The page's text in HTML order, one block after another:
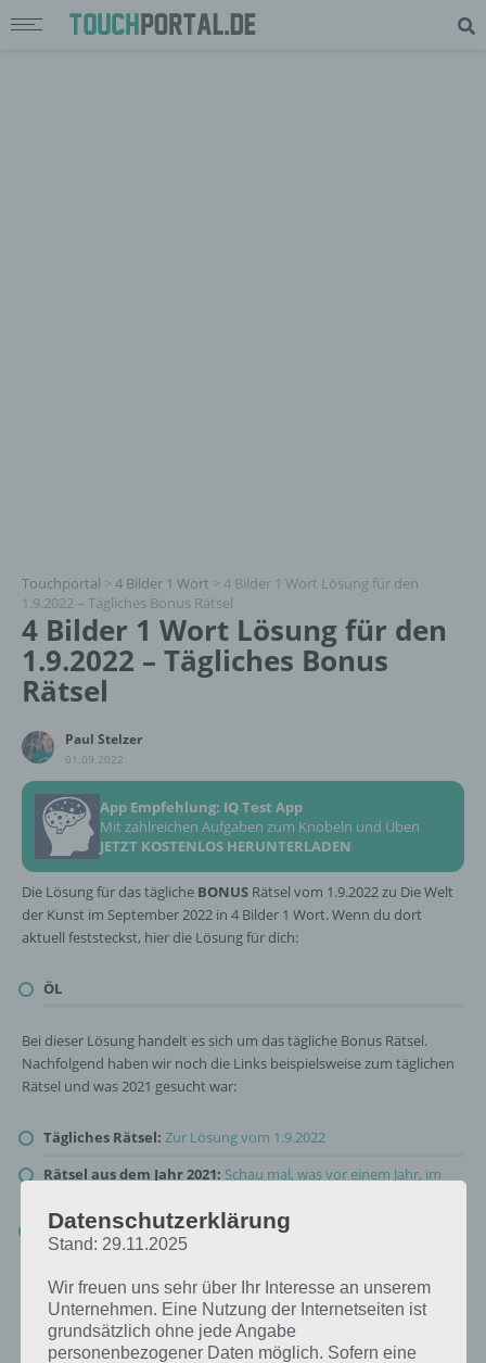
Touchportal > 4 Bilder 1 Wort > 4 Bilder 1 Wort Lösung für den
1.9.2022 – Tägliches Bonus Rätsel
4 Bilder 1 Wort Lösung für den
1.9.2022 – Tägliches Bonus
Rätsel
Paul Stelzer
01.09.2022
App Empfehlung: IQ Test App
Mit zahlreichen Aufgaben zum Knobeln und Üben
JETZT KOSTENLOS HERUNTERLADEN
Die Lösung für das tägliche BONUS Rätsel vom 1.9.2022 zu Die Welt
der Kunst im September 2022 in 4 Bilder 1 Wort. Wenn du dort
aktuell feststeckst, hier die Lösung für dich:
ÖL
Bei dieser Lösung handelt es sich um das tägliche Bonus Rätsel.
Nachfolgend haben wir noch die Links beispielsweise zum täglichen
Rätsel und was 2021 gesucht war:
Tägliches Rätsel: Zur Lösung vom 1.9.2022
Rätsel aus dem Jahr 2021: Schau mal, was vor einem Jahr, im
Zur Übersicht:4 Bilder 1 Wort Lösungen zu Die Welt der Kunst
im September 2022!
Datenschutzerklärung
Stand: 29.11.2025
Wir freuen uns sehr über Ihr Interesse an unserem
Unternehmen. Eine Nutzung der Internetseiten ist
grundsätzlich ohne jede Angabe
personenbezogener Daten möglich. Sofern eine